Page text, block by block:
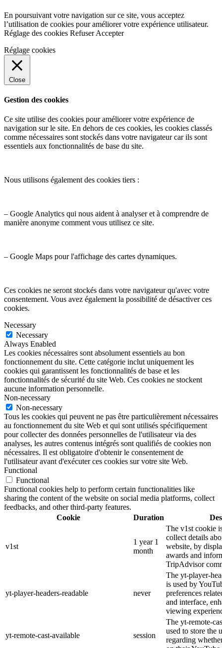
En poursuivant votre navigation sur ce site, vous acceptez
l’utilisation de cookies pour améliorer votre expérience utilisateur.
Réglage des cookies Refuser Accepter
Réglage cookies
Close
Gestion des cookies
Ce site utilise des cookies pour améliorer votre expérience de
navigation sur le site. En dehors de ces cookies, les cookies classés
comme nécessaires sont stockés dans votre navigateur car ils sont
essentiels aux fonctionnalités de base du site.
Nous utilisons également des cookies tiers :
– Google Analytics qui nous aident à analyser et à comprendre de
manière anonyme comment vous utilisez ce site.
– Google Maps pour l'affichage des cartes dynamiques.
Ces cookies ne seront stockés dans votre navigateur qu'avec votre
consentement. Vous avez également la possibilité de désactiver ces
cookies.
Necessary
Necessary
Always Enabled
Les cookies nécessaires sont absolument essentiels au bon
fonctionnement du site. Cette catégorie inclut uniquement les
cookies qui garantissent les fonctionnalités de base et les
fonctionnalités de sécurité du site Web. Ces cookies ne stockent
aucune information personnelle.
Non-necessary
Non-necessary
Tous les cookies qui peuvent ne pas être particulièrement nécessaires
au fonctionnement du site Web et qui sont utilisés spécifiquement
pour collecter des données personnelles de l'utilisateur via des
analyses, les autres contenus intégrés sont qualifiés de cookies non
nécessaires. Il est obligatoire d'obtenir le consentement de
l'utilisateur avant d'exécuter ces cookies sur votre site Web.
Functional
Functional
Functional cookies help to perform certain functionalities like
sharing the content of the website on social media platforms, collect
feedbacks, and other third-party features.
Cookie
Duration
v1st
1 year 1
month
The v1st cookie
collect details
website, by
awards and
TripAdvisor
yt-player-headers-readable never
The yt-player-
is used by
preferences
and interface,
viewing
yt-remote-cast-available session
The yt-remote-
used to store the
regarding